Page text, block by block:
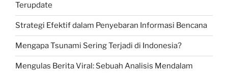
Terupdate
Strategi Efektif dalam Penyebaran Informasi Bencana
Mengapa Tsunami Sering Terjadi di Indonesia?
Mengulas Berita Viral: Sebuah Analisis Mendalam